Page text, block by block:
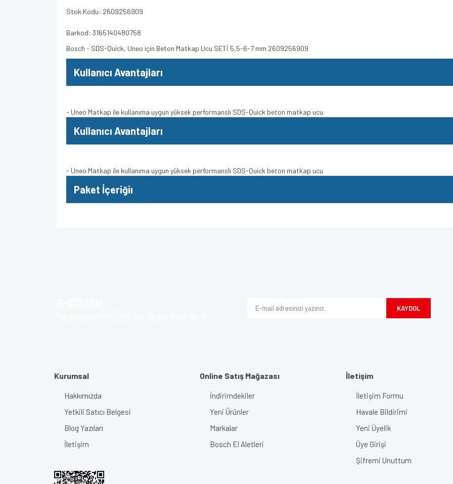
Stok Kodu: 2609256909
Barkod: 3165140480758
Bosch - SDS-Quick, Uneo için Beton Matkap Ucu SETİ 5,5-6-7 mm 2609256909
Kullanıcı Avantajları
- Uneo Matkap ile kullanıma uygun yüksek performanslı SDS-Quick beton matkap ucu
Kullanıcı Avantajları
- Uneo Matkap ile kullanıma uygun yüksek performanslı SDS-Quick beton matkap ucu
Paket İçeriğiı
KAYDOL
Kurumsal
Hakkımızda
Yetkili Satıcı Belgesi
Blog Yazıları
İletişim
Online Satış Mağazası
İndirimdekiler
Yeni Ürünler
Markalar
Bosch El Aletleri
İletişim
İletişim Formu
Havale Bildirimi
Yeni Üyelik
Üye Girişi
Şifremi Unuttum